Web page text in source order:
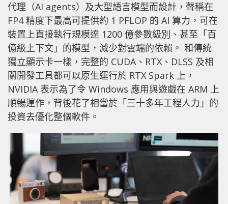
代理（AI agents）及大型語言模型而設計，聲稱在
FP4 精度下最高可提供約 1 PFLOP 的 AI 算力，可在
裝置上直接執行規模達 1200 億參數級別、甚至「百
億級上下文」的模型，減少對雲端的依賴。 和傳統
獨立顯示卡一樣，完整的 CUDA、RTX、DLSS 及相
關開發工具都可以原生運行於 RTX Spark 上，
NVIDIA 表示為了令 Windows 應用與遊戲在 ARM 上
順暢運作，背後花了相當於「三十多年工程人力」的
投資去優化整個軟件。